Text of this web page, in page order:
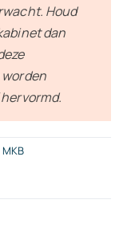
Houd
dan
MKB